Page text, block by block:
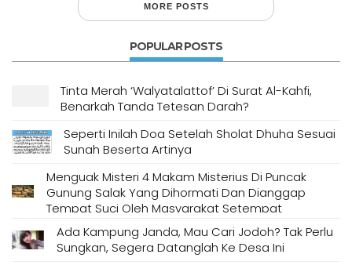
MORE POSTS
POPULAR POSTS
Tinta Merah ‘Walyatalattof’ Di Surat Al-Kahfi,
Benarkah Tanda Tetesan Darah?
Seperti Inilah Doa Setelah Sholat Dhuha Sesuai
Sunah Beserta Artinya
Menguak Misteri 4 Makam Misterius Di Puncak
Gunung Salak Yang Dihormati Dan Dianggap
Tempat Suci Oleh Masyarakat Setempat
Ada Kampung Janda, Mau Cari Jodoh? Tak Perlu
Sungkan, Segera Datanglah Ke Desa Ini